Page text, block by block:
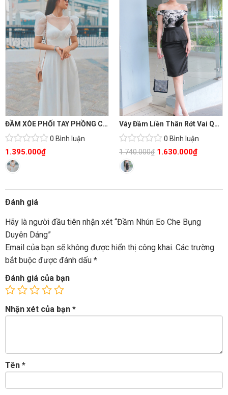
ĐẦM XÒE PHỐI TAY PHỒNG CỔ TIM SANG TRỌNG
0 Bình luận
1.395.000₫
Váy Đầm Liền Thân Rớt Vai Quyến Rũ
0 Bình luận
1.740.000₫ 1.630.000₫
Đánh giá
Hãy là người đầu tiên nhận xét “Đầm Nhún Eo Che Bụng
Duyên Dáng”
Email của bạn sẽ không được hiển thị công khai. Các trường
bắt buộc được đánh dấu *
Đánh giá của bạn
Nhận xét của bạn *
Tên *